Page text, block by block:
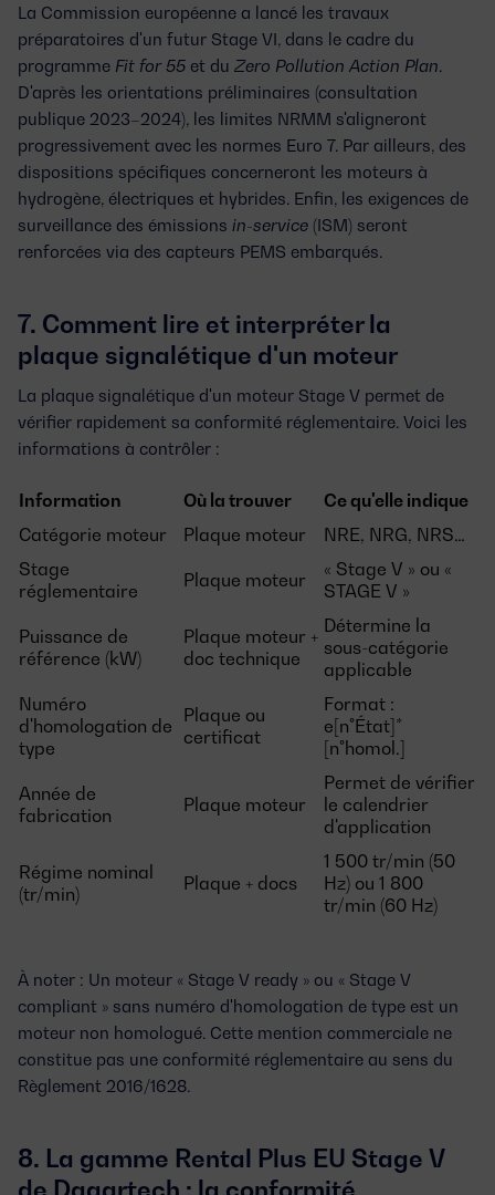
La Commission européenne a lancé les travaux
préparatoires d'un futur Stage VI , dans le cadre du
programme Fit for 55 et du Zero Pollution Action Plan
D'après les orientations préliminaires (consultation
publique 2023–2024), les limites NRMM s'aligneront
progressivement avec les normes Euro 7. Par ailleurs, des
dispositions spécifiques concerneront les moteurs à
hydrogène, électriques et hybrides. Enfin, les exigences de
surveillance des émissions in-service (ISM) seront
renforcées via des capteurs PEMS embarqués.
7. Comment lire et interpréter la
plaque signalétique d'un moteur
La plaque signalétique d'un moteur Stage V permet de
vérifier rapidement sa conformité réglementaire. Voici les
informations à contrôler :
Information Où la trouver
Ce qu'elle indique
Catégorie moteur
Plaque moteur
NRE, NRG, NRS…
Stage
réglementaire
Plaque moteur
« Stage V » ou «
STAGE V »
Puissance de
référence (kW)
Plaque moteur +
doc technique
Détermine la
sous-catégorie
applicable
Numéro
d'homologation de
type
Plaque ou
certificat
Format :
e[n°État]*
[n°homol.]
Année de
fabrication
Plaque moteur
Permet de vérifier
le calendrier
d'application
Régime nominal
(tr/min)
Plaque + docs
1 500 tr/min (50
Hz) ou 1 800
tr/min (60 Hz)
À noter : Un moteur « Stage V ready » ou « Stage V
compliant » sans numéro d'homologation de type est un
moteur non homologué. Cette mention commerciale ne
constitue pas une conformité réglementaire au sens du
Règlement 2016/1628.
8. La gamme Rental Plus EU Stage V
de Dagartech : la conformité